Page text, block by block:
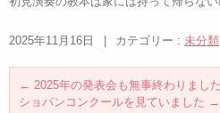
2025年11月16日 カテゴリー : 未分類
← 2025年の発表会も無事終わりました
ショパンコンクールを見ていました →